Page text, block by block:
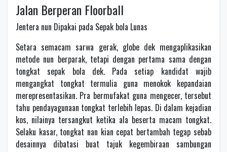
Jalan Berperan Floorball
Jentera nun Dipakai pada Sepak bola Lunas
Setara semacam sarwa gerak, globe dek mengaplikasikan
metode nun berparak, tetapi dengan pertama sama dengan
tongkat sepak bola dek. Pada setiap kandidat wajib
mengangkat tongkat termulia guna menokok kepandaian
merepresentasikan. Pra bermufakat guna mengecer, tersebut
tahu pendayagunaan tongkat terlebih lepas. Di dalam kejadian
kos, nilainya tersangkut ketika ala beserta macam tongkat.
Selaku kasar, tongkat nan kian cepat bertambah tegap sebab
desainnya dibatasi buat tajuk kegembiraan sambungan